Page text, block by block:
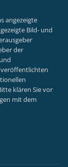
angezeigte
Bild- und
der
klären Sie vor
mit dem